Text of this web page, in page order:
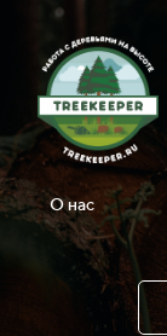
О нас